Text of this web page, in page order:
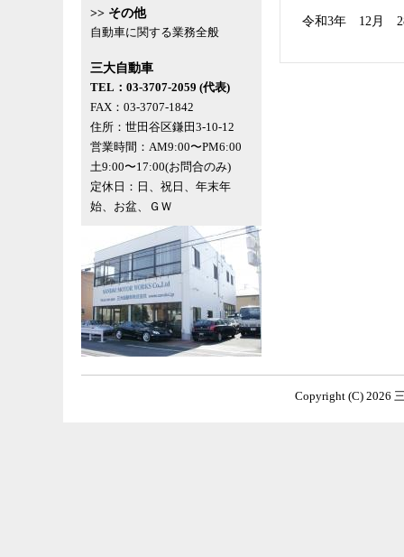
>> その他
自動車に関する業務全般
三大自動車
TEL：03-3707-2059 (代表)
FAX：03-3707-1842
住所：世田谷区鎌田3-10-12
営業時間：AM9:00〜PM6:00
土9:00〜17:00(お問合のみ)
定休日：日、祝日、年末年
始、お盆、ＧＷ
令和3年 12月
Copyright (C) 2026